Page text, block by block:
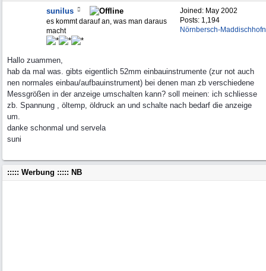
Joined: May 2002
Posts: 1,194
Nörnbersch-Maddischhofn
sunilus
es kommt darauf an, was man daraus
macht
Hallo zuammen,
hab da mal was. gibts eigentlich 52mm einbauinstrumente (zur not auch
nen normales einbau/aufbauinstrument) bei denen man zb verschiedene
Messgrößen in der anzeige umschalten kann? soll meinen: ich schliesse
zb. Spannung , öltemp, öldruck an und schalte nach bedarf die anzeige
um.
danke schonmal und servela
suni
::::: Werbung ::::: NB